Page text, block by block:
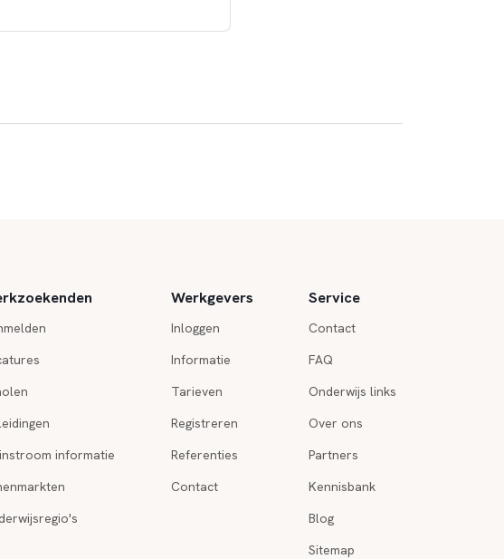
informatie
Werkgevers
Inloggen
Informatie
Tarieven
Registreren
Referenties
Contact
Service
Contact
FAQ
Onderwijs links
Over ons
Partners
Kennisbank
Blog
Sitemap